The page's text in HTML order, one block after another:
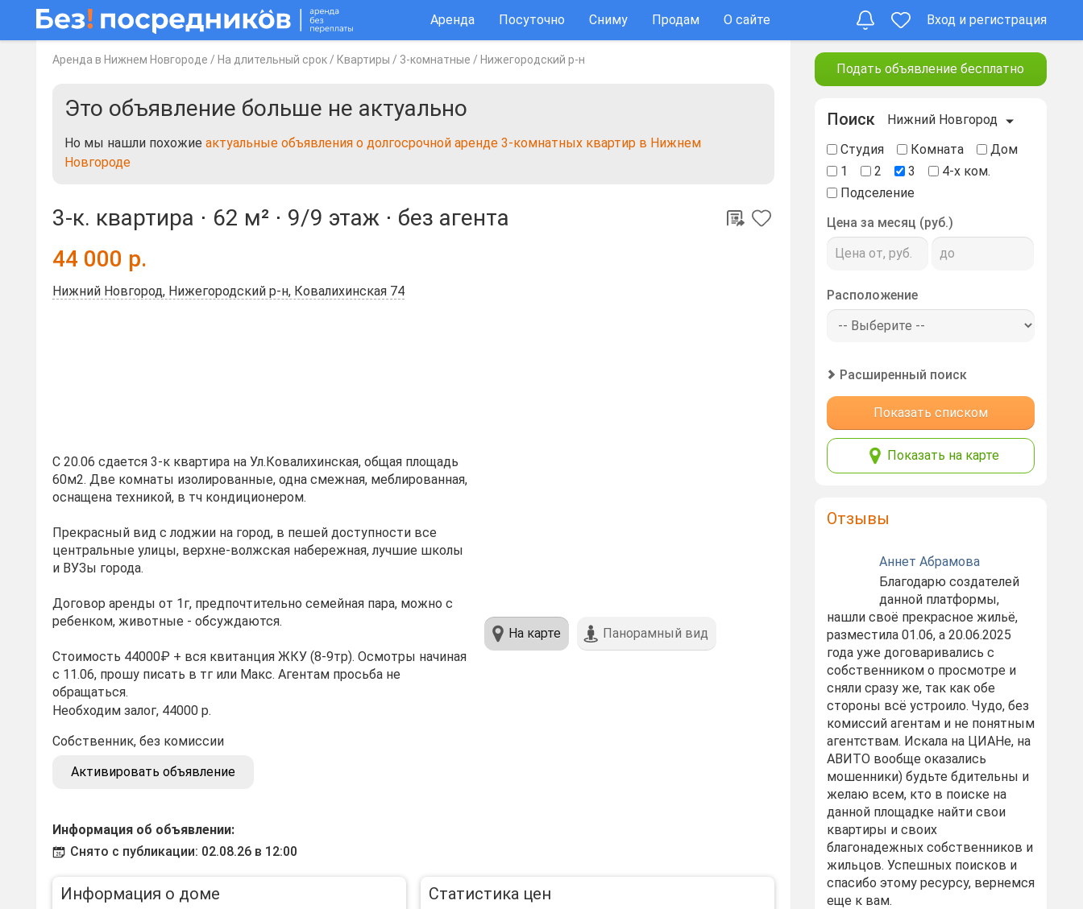
Аренда Посуточно Сниму Продам О сайте Вход и регистрация
Аренда в Нижнем Новгороде / На длительный срок / Квартиры / 3-комнатные / Нижегородский р-н
Это объявление больше не актуально
Но мы нашли похожие актуальные объявления о долгосрочной аренде 3-комнатных квартир в Нижнем
Новгороде
3-к. квартира ⋅ 62 м² ⋅ 9/9 этаж ⋅ без агента
44 000 р.
Нижний Новгород, Нижегородский р-н, Ковалихинская 74
С 20.06 сдается 3-к квартира на Ул.Ковалихинская, общая площадь
60м2. Две комнаты изолированные, одна смежная, меблированная,
оснащена техникой, в тч кондиционером.
Прекрасный вид с лоджии на город, в пешей доступности все
центральные улицы, верхне-волжская набережная, лучшие школы
и ВУЗы города.
Договор аренды от 1г, предпочтительно семейная пара, можно с
ребенком, животные - обсуждаются.
Стоимость 44000₽ + вся квитанция ЖКУ (8-9тр). Осмотры начиная
с 11.06, прошу писать в тг или Макс. Агентам просьба не
обращаться.
Необходим залог, 44000 р.
Собственник, без комиссии
Активировать объявление
Информация об объявлении:
Снято с публикации: 02.08.26 в 12:00
На карте Панорамный вид
Информация о доме Статистика цен
Подать объявление бесплатно
Поиск
Нижний Новгород
Студия
Комната
Дом
1
2 3
4-х ком.
Подселение
Цена за месяц (руб.)
Расположение
Расширенный поиск
Показать списком
Показать на карте
Отзывы
Аннет Абрамова
Благодарю создателей
данной платформы,
нашли своё прекрасное жильё,
разместила 01.06, а 20.06.2025
года уже договаривались с
собственником о просмотре и
сняли сразу же, так как обе
стороны всё устроило. Чудо, без
комиссий агентам и не понятным
агентствам. Искала на ЦИАНе, на
АВИТО вообще оказались
мошенники) будьте бдительны и
желаю всем, кто в поиске на
данной площадке найти свои
квартиры и своих
благонадежных собственников и
жильцов. Успешных поисков и
спасибо этому ресурсу, вернемся
еще к вам.